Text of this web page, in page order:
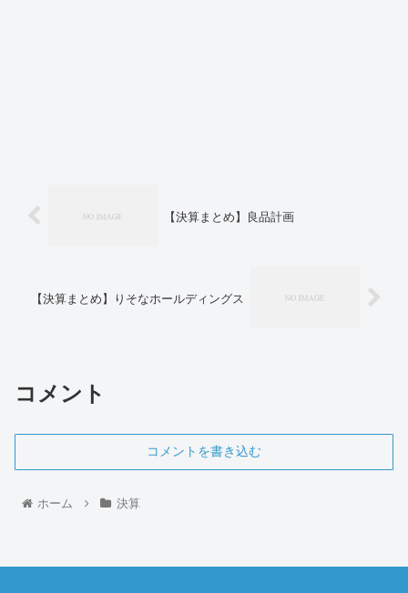
【決算まとめ】良品計画
【決算まとめ】りそなホールディングス
コメント
コメントを書き込む
ホーム 決算